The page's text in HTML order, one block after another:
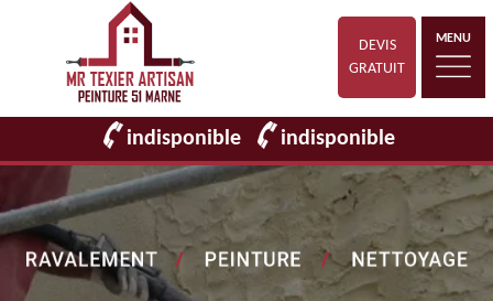
DEVIS
GRATUIT
MENU
indisponible indisponible